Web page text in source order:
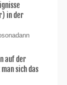
in der
auf der
sich das